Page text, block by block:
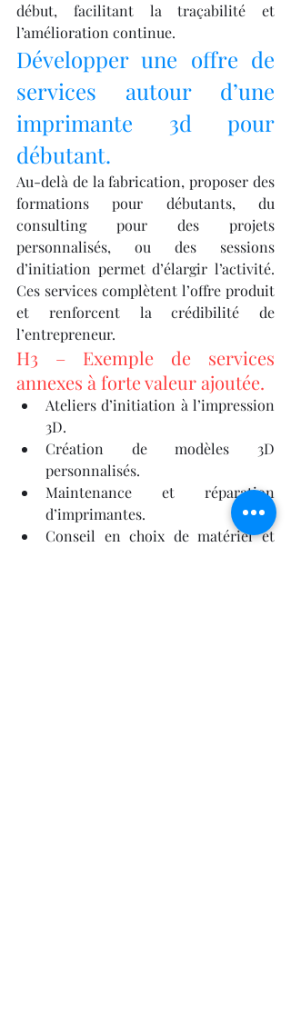
début, facilitant la traçabilité et
l’amélioration continue.
Développer une offre de
services autour d’une
imprimante 3d pour
débutant.
Au-delà de la fabrication, proposer des
formations pour débutants, du
consulting pour des projets
personnalisés, ou des sessions
d’initiation permet d’élargir l’activité.
Ces services complètent l’offre produit
et renforcent la crédibilité de
l’entrepreneur.
H3 – Exemple de services
annexes à forte valeur ajoutée.
Ateliers d’initiation à l’impression
3D.
Création de modèles 3D
personnalisés.
Maintenance et réparation
d’imprimantes.
Conseil en choix de matériel et